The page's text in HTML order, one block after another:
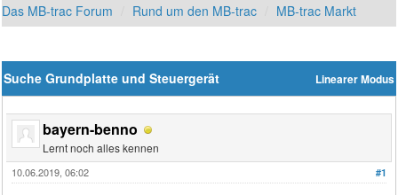
Das MB-trac Forum Rund um den MB-trac MB-trac Markt
Linearer Modus
Suche Grundplatte und Steuergerät
bayern-benno
Lernt noch alles kennen
#1
10.06.2019, 06:02